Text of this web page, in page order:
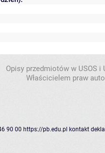
Opisy przedmiotów w USOS
Właścicielem praw
90 00 https://pb.edu.pl kontakt